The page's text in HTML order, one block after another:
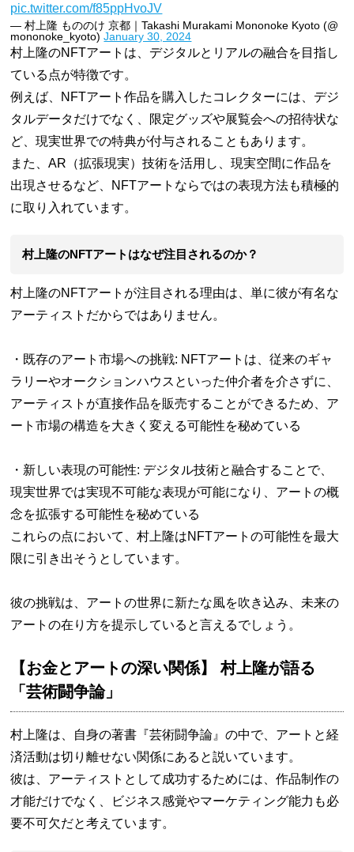
pic.twitter.com/f85ppHvoJV
— 村上隆 もののけ 京都｜Takashi Murakami Mononoke Kyoto (@
mononoke_kyoto)January 30, 2024
村上隆のNFTアートは、デジタルとリアルの融合を目指し
ている点が特徴です。
例えば、NFTアート作品を購入したコレクターには、デジ
タルデータだけでなく、限定グッズや展覧会への招待状な
ど、現実世界での特典が付与されることもあります。
また、AR（拡張現実）技術を活用し、現実空間に作品を
出現させるなど、NFTアートならではの表現方法も積極的
に取り入れています。
村上隆のNFTアートはなぜ注目されるのか？
村上隆のNFTアートが注目される理由は、単に彼が有名な
アーティストだからではありません。
・既存のアート市場への挑戦: NFTアートは、従来のギャ
ラリーやオークションハウスといった仲介者を介さずに、
アーティストが直接作品を販売することができるため、ア
ート市場の構造を大きく変える可能性を秘めている
・新しい表現の可能性: デジタル技術と融合することで、
現実世界では実現不可能な表現が可能になり、アートの概
念を拡張する可能性を秘めている
これらの点において、村上隆はNFTアートの可能性を最大
限に引き出そうとしています。
彼の挑戦は、アートの世界に新たな風を吹き込み、未来の
アートの在り方を提示していると言えるでしょう。
【お金とアートの深い関係】 村上隆が語る
「芸術闘争論」
村上隆は、自身の著書『芸術闘争論』の中で、アートと経
済活動は切り離せない関係にあると説いています。
彼は、アーティストとして成功するためには、作品制作の
才能だけでなく、ビジネス感覚やマーケティング能力も必
要不可欠だと考えています。